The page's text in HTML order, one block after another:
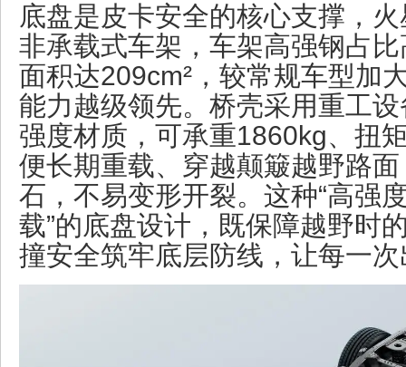
底盘是皮卡安全的核心支撑，
非承载式车架，车架高强钢占
面积达209cm²，较常规车型加
能力越级领先。桥壳采用重工
强度材质，可承重1860kg、扭
便长期重载、穿越颠簸越野路
石，不易变形开裂。这种“高强
载”的底盘设计，既保障越野时
撞安全筑牢底层防线，让每一